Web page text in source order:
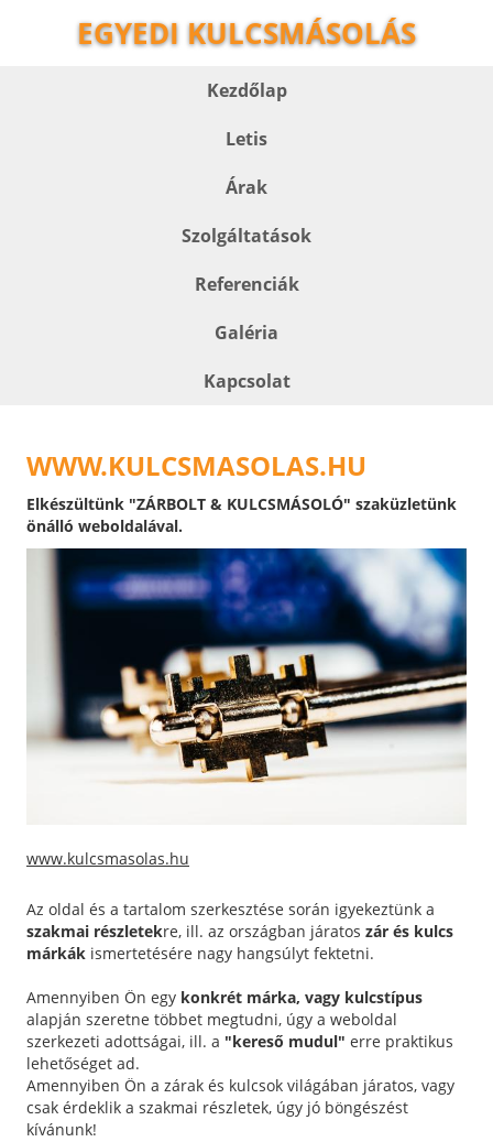
EGYEDI KULCSMÁSOLÁS
Kezdőlap
Letis
Árak
Szolgáltatások
Referenciák
Galéria
Kapcsolat
WWW.KULCSMASOLAS.HU
Elkészültünk "ZÁRBOLT & KULCSMÁSOLÓ" szaküzletünk
önálló weboldalával.
www.kulcsmasolas.hu
Az oldal és a tartalom szerkesztése során igyekeztünk a
szakmai részletekre, ill. az országban járatos zár és kulcs
márkák ismertetésére nagy hangsúlyt fektetni.
Amennyiben Ön egy konkrét márka, vagy kulcstípus
alapján szeretne többet megtudni, úgy a weboldal
szerkezeti adottságai, ill. a "kereső mudul" erre praktikus
lehetőséget ad.
Amennyiben Ön a zárak és kulcsok világában járatos, vagy
csak érdeklik a szakmai részletek, úgy jó böngészést
kívánunk!